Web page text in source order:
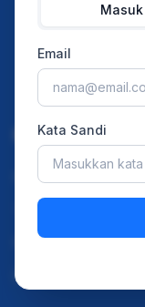
Masuk
Email
Kata Sandi
Resources
Privacy Policy
Disclaimer